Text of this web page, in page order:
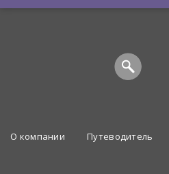
О компании Путеводитель